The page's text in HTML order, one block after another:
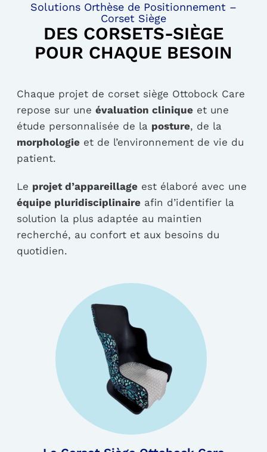
Solutions Orthèse de Positionnement –
Corset Siège
DES CORSETS-SIÈGE
POUR CHAQUE BESOIN
Chaque projet de corset siège Ottobock Care
repose sur une évaluation cliniqueet une
étude personnalisée de la posture, de la
morphologieet de l’environnement de vie du
patient.
Le projet d’appareillageest élaboré avec une
équipe pluridisciplinaireafin d’identifier la
solution la plus adaptée au maintien
recherché, au confort et aux besoins du
quotidien.